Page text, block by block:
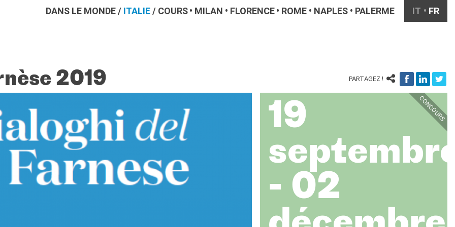
DANS LE MONDE/ ITALIE/ COURS MILAN FLORENCE ROME NAPLES PALERME IT FR
2019 PARTAGEZ !
19
- 02
CONCOURS